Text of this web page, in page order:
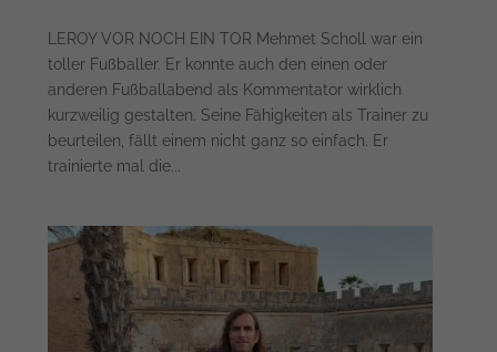
LEROY VOR NOCH EIN TOR Mehmet Scholl war ein
toller Fußballer. Er konnte auch den einen oder
anderen Fußballabend als Kommentator wirklich
kurzweilig gestalten. Seine Fähigkeiten als Trainer zu
beurteilen, fällt einem nicht ganz so einfach. Er
trainierte mal die...